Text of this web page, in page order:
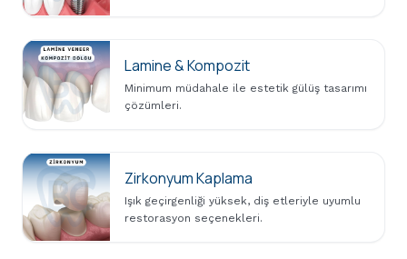
Lamine & Kompozit
Minimum müdahale ile estetik gülüş tasarımı
çözümleri.
Zirkonyum Kaplama
Işık geçirgenliği yüksek, diş etleriyle uyumlu
restorasyon seçenekleri.